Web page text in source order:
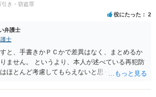
引き・窃盗罪
役にたった 2
弁護士
士
と、手書きかＰＣかで差異はなく、まとめるか
ません。 というより、本人が述べている再犯防
ほとんど考慮してもらえないと思った方が良い
療の内容 ・利用している再犯防止策（例えば保